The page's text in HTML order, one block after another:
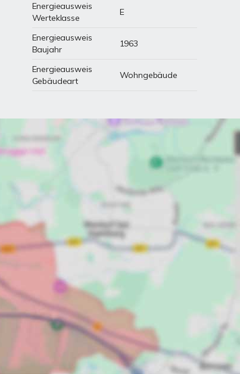
Energieausweis
Werteklasse
E
Energieausweis
Baujahr
1963
Energieausweis
Gebäudeart
Wohngebäude